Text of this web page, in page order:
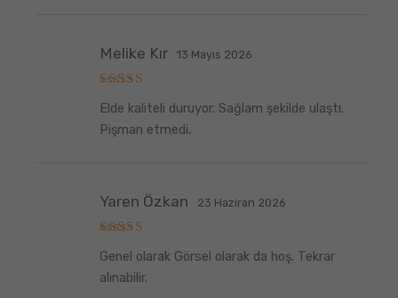
üzerinden
5oy aldı
Melike Kır 13 Mayıs 2026
Elde kaliteli duruyor. Sağlam şekilde ulaştı.
Pişman etmedi.
üzerinden
5oy aldı
Yaren Özkan 23 Haziran 2026
Genel olarak Görsel olarak da hoş. Tekrar
alınabilir.